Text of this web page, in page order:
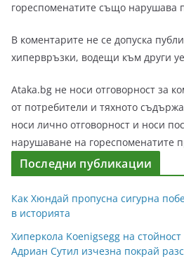
гореспоменатите също нарушава
В коментарите не се допуска
хипервръзки, водещи към други
Ataka.bg не носи отговорност за
от потребители и тяхното
носи лично отговорност и носи
нарушаване на гореспоменатите
Последни публикации
Как Хюндай пропусна сигурна
в историята
Хиперкола Koenigsegg на
Адриан Сутил изчезна покрай